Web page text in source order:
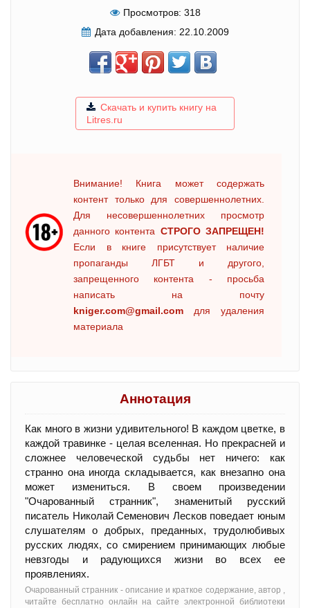
Просмотров: 318
Дата добавления: 22.10.2009
Скачать и купить книгу на
Litres.ru
Внимание! Книга может содержать
контент только для совершеннолетних.
Для несовершеннолетних просмотр
данного контента СТРОГО ЗАПРЕЩЕН!
Если в книге присутствует наличие
пропаганды ЛГБТ и другого,
запрещенного контента - просьба
написать на почту
kniger.com@gmail.com для удаления
материала
Аннотация
Как много в жизни удивительного! В каждом цветке, в
каждой травинке - целая вселенная. Но прекрасней и
сложнее человеческой судьбы нет ничего: как
странно она иногда складывается, как внезапно она
может измениться. В своем произведении
"Очарованный странник", знаменитый русский
писатель Николай Семенович Лесков поведает юным
слушателям о добрых, преданных, трудолюбивых
русских людях, со смирением принимающих любые
невзгоды и радующихся жизни во всех ее
проявлениях.
Очарованный странник - oписание и краткое содержание, автор ,
читайте бесплатно онлайн на сайте электронной библиотеки